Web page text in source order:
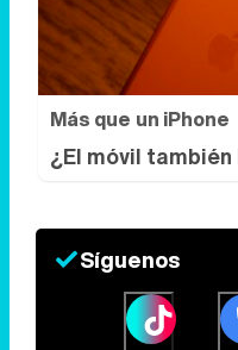
Más que un iPhone
¿El móvil
Síguenos